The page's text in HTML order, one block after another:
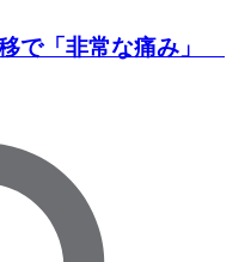
で「非常な痛み」